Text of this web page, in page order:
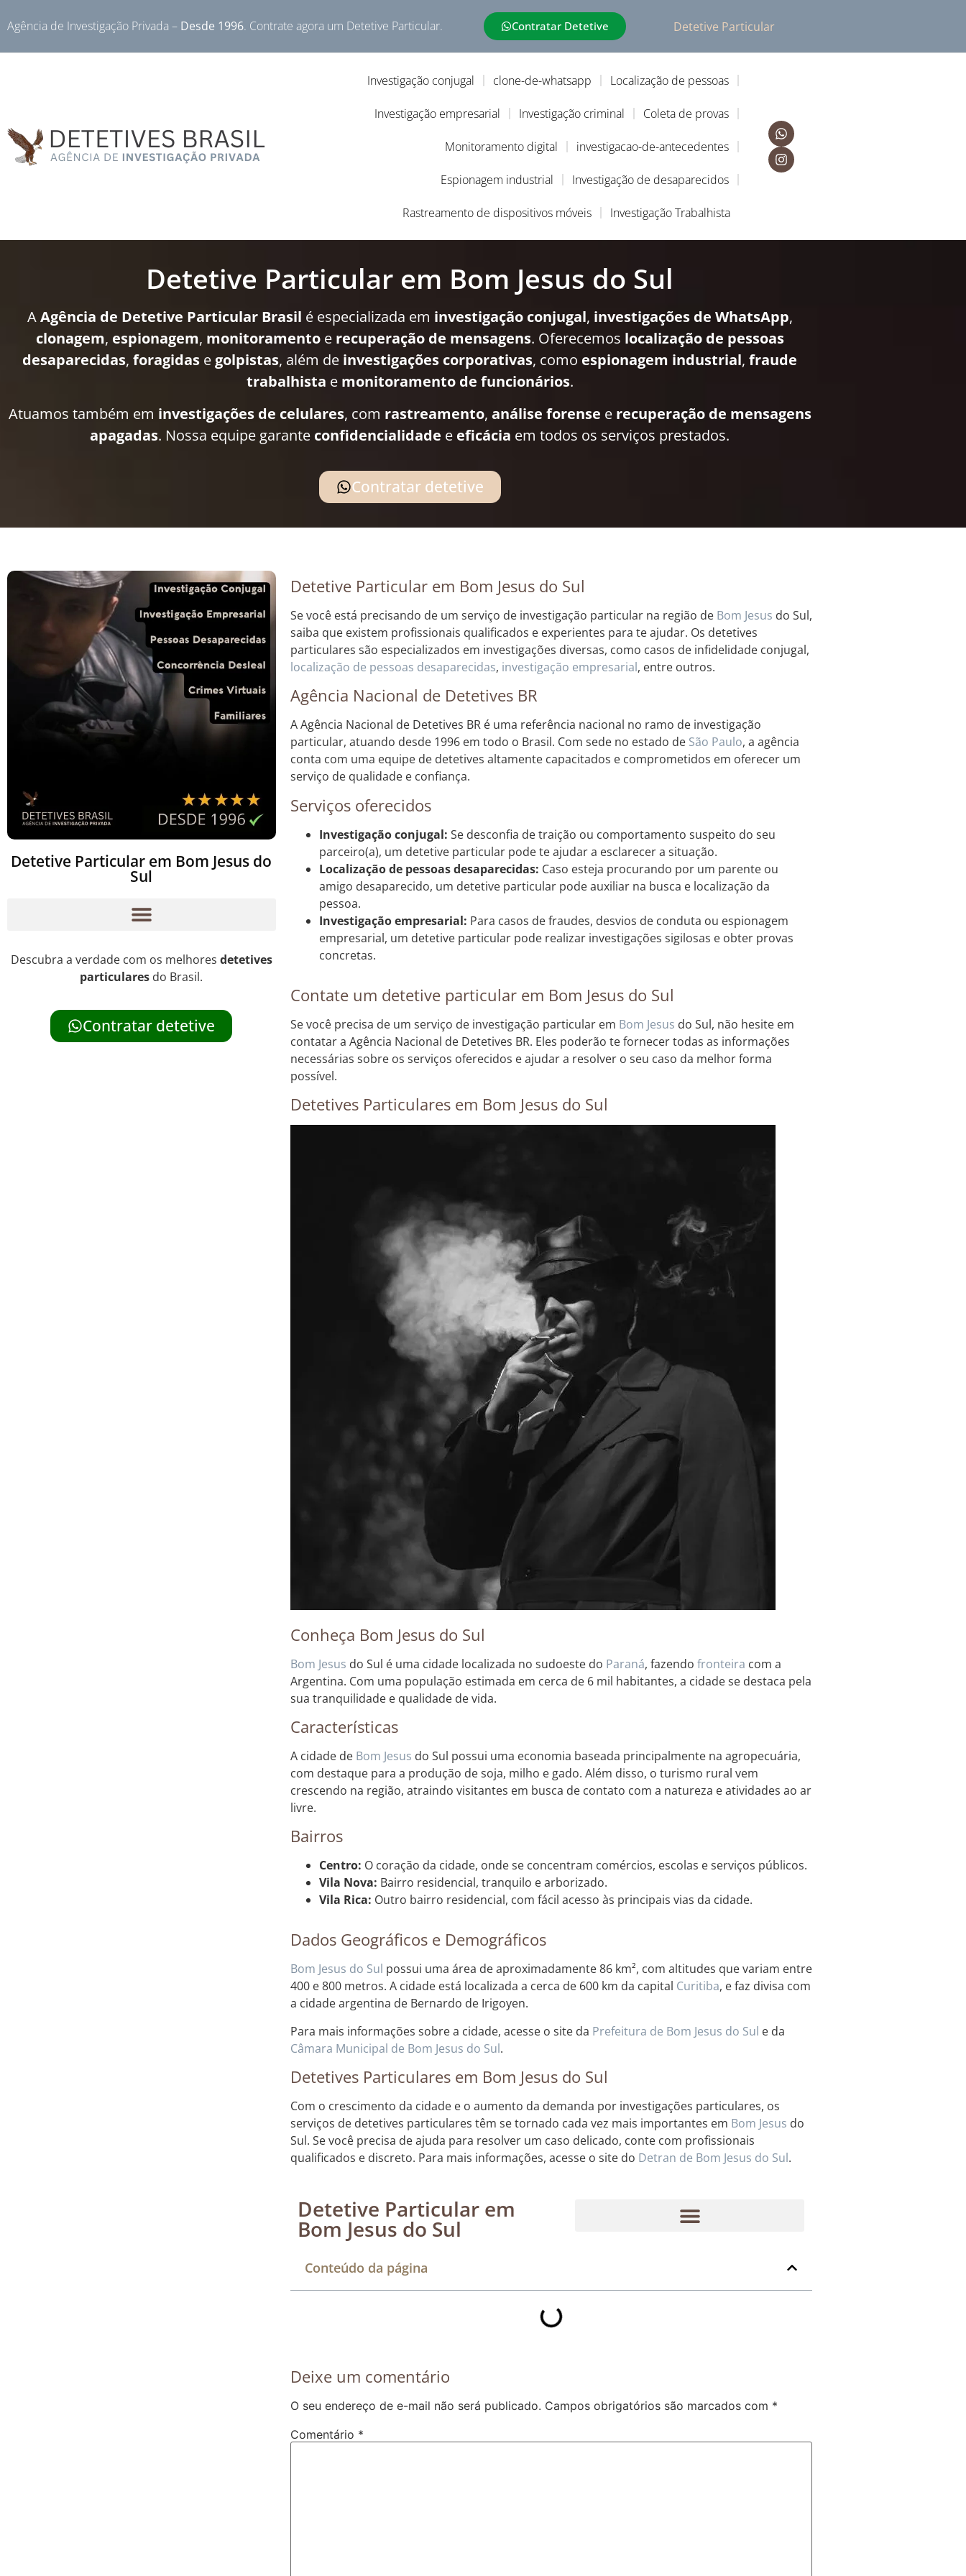
Agência de Investigação Privada – Desde 1996. Contrate agora um Detetive Particular. Contratar Detetive Detetive Particular
Investigação conjugal clone-de-whatsapp Localização de pessoas
Investigação empresarial Investigação criminal Coleta de provas
Monitoramento digital investigacao-de-antecedentes
Espionagem industrial Investigação de desaparecidos
Rastreamento de dispositivos móveis Investigação Trabalhista
Detetive Particular em Bom Jesus do Sul
AAgência de Detetive Particular Brasil é especializada em investigação conjugal, investigações de WhatsApp,
clonagem, espionagem, monitoramentoe recuperação de mensagens. Oferecemos localização de pessoas
desaparecidas, foragidas e golpistas, além de investigações corporativas, como espionagem industrial, fraude
trabalhista e monitoramento de funcionários.
Atuamos também em investigações de celulares, com rastreamento, análise forense e recuperação de mensagens
apagadas. Nossa equipe garante confidencialidade e eficácia em todos os serviços prestados.
Contratar detetive
Detetive Particular em Bom Jesus do
Sul
Descubra a verdade com os melhores detetives
particulares do Brasil.
Contratar detetive
Detetive Particular em Bom Jesus do Sul
Se você está precisando de um serviço de investigação particular na região de Bom Jesus do Sul,
saiba que existem profissionais qualificados e experientes para te ajudar. Os detetives
particulares são especializados em investigações diversas, como casos de infidelidade conjugal,
localização de pessoas desaparecidas, investigação empresarial, entre outros.
Agência Nacional de Detetives BR
A Agência Nacional de Detetives BR é uma referência nacional no ramo de investigação
particular, atuando desde 1996 em todo o Brasil. Com sede no estado de São Paulo, a agência
conta com uma equipe de detetives altamente capacitados e comprometidos em oferecer um
serviço de qualidade e confiança.
Serviços oferecidos
Investigação conjugal: Se desconfia de traição ou comportamento suspeito do seu
parceiro(a), um detetive particular pode te ajudar a esclarecer a situação.
Localização de pessoas desaparecidas: Caso esteja procurando por um parente ou
amigo desaparecido, um detetive particular pode auxiliar na busca e localização da
pessoa.
Investigação empresarial: Para casos de fraudes, desvios de conduta ou espionagem
empresarial, um detetive particular pode realizar investigações sigilosas e obter provas
concretas.
Contate um detetive particular em Bom Jesus do Sul
Se você precisa de um serviço de investigação particular em Bom Jesus do Sul, não hesite em
contatar a Agência Nacional de Detetives BR. Eles poderão te fornecer todas as informações
necessárias sobre os serviços oferecidos e ajudar a resolver o seu caso da melhor forma
possível.
Detetives Particulares em Bom Jesus do Sul
Conheça Bom Jesus do Sul
Bom Jesus do Sul é uma cidade localizada no sudoeste do Paraná, fazendo fronteira com a
Argentina. Com uma população estimada em cerca de 6 mil habitantes, a cidade se destaca pela
sua tranquilidade e qualidade de vida.
Características
A cidade de Bom Jesus do Sul possui uma economia baseada principalmente na agropecuária,
com destaque para a produção de soja, milho e gado. Além disso, o turismo rural vem
crescendo na região, atraindo visitantes em busca de contato com a natureza e atividades ao ar
livre.
Bairros
Centro: O coração da cidade, onde se concentram comércios, escolas e serviços públicos.
Vila Nova: Bairro residencial, tranquilo e arborizado.
Vila Rica: Outro bairro residencial, com fácil acesso às principais vias da cidade.
Dados Geográficos e Demográficos
Bom Jesus do Sul possui uma área de aproximadamente 86 km², com altitudes que variam entre
400 e 800 metros. A cidade está localizada a cerca de 600 km da capital Curitiba, e faz divisa com
a cidade argentina de Bernardo de Irigoyen.
Para mais informações sobre a cidade, acesse o site da Prefeitura de Bom Jesus do Sul e da
Câmara Municipal de Bom Jesus do Sul.
Detetives Particulares em Bom Jesus do Sul
Com o crescimento da cidade e o aumento da demanda por investigações particulares, os
serviços de detetives particulares têm se tornado cada vez mais importantes em Bom Jesus do
Sul. Se você precisa de ajuda para resolver um caso delicado, conte com profissionais
qualificados e discreto. Para mais informações, acesse o site do Detran de Bom Jesus do Sul.
Detetive Particular em
Bom Jesus do Sul
Conteúdo da página
Deixe um comentário
O seu endereço de e-mail não será publicado. Campos obrigatórios são marcados com *
Comentário *